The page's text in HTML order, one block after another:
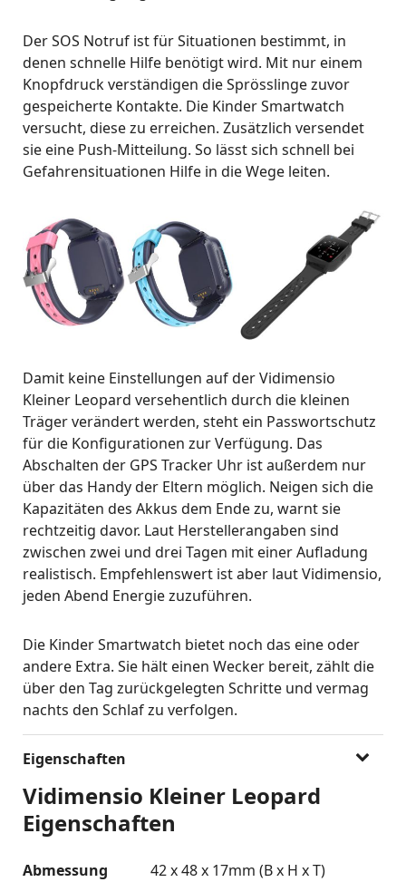
Der SOS Notruf ist für Situationen bestimmt, in
denen schnelle Hilfe benötigt wird. Mit nur einem
Knopfdruck verständigen die Sprösslinge zuvor
gespeicherte Kontakte. Die Kinder Smartwatch
versucht, diese zu erreichen. Zusätzlich versendet
sie eine Push-Mitteilung. So lässt sich schnell bei
Gefahrensituationen Hilfe in die Wege leiten.
Damit keine Einstellungen auf der Vidimensio
Kleiner Leopard versehentlich durch die kleinen
Träger verändert werden, steht ein Passwortschutz
für die Konfigurationen zur Verfügung. Das
Abschalten der GPS Tracker Uhr ist außerdem nur
über das Handy der Eltern möglich. Neigen sich die
Kapazitäten des Akkus dem Ende zu, warnt sie
rechtzeitig davor. Laut Herstellerangaben sind
zwischen zwei und drei Tagen mit einer Aufladung
realistisch. Empfehlenswert ist aber laut Vidimensio,
jeden Abend Energie zuzuführen.
Die Kinder Smartwatch bietet noch das eine oder
andere Extra. Sie hält einen Wecker bereit, zählt die
über den Tag zurückgelegten Schritte und vermag
nachts den Schlaf zu verfolgen.
Eigenschaften
Vidimensio Kleiner Leopard
Eigenschaften
Abmessung
42 x 48 x 17mm (B x H x T)